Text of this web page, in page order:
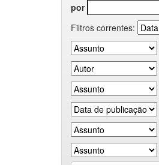
por
Filtros correntes: